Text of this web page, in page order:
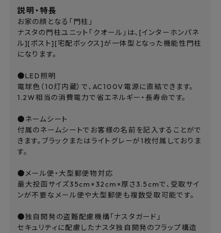
説明・特長
お家の顔となる「門柱」
ナスタの門柱ユニット「クオール」は、[インターホンパネ
ル][ポスト][宅配ボックス]が一体型となった機能性門柱
になります。
●LED照明
電球色（10灯内蔵）で、AC100V電源に直結できます。
1.2W相当の消費電力で省エネルギー・長寿命です。
●ネームシート
付属のネームシートでお客様の名前を記入することがで
きます。ブラックまたはライトグレーが1枚付属しておりま
す。
●メール便・大型郵便物対応
最大投函サイズ35cm×32cm×厚さ3.5cmで、受取サイ
ンが不要なメール便や大型郵便も複数受取可能です。
●独自開発の盗難配慮機構「ナスタガード」
セキュリティに配慮したナスタ独自開発のフラップ構造